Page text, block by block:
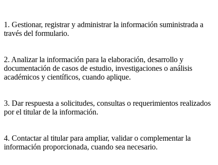
1. Gestionar, registrar y administrar la información suministrada a
través del formulario.
2. Analizar la información para la elaboración, desarrollo y
documentación de casos de estudio, investigaciones o análisis
académicos y científicos, cuando aplique.
3. Dar respuesta a solicitudes, consultas o requerimientos realizados
por el titular de la información.
4. Contactar al titular para ampliar, validar o complementar la
información proporcionada, cuando sea necesario.